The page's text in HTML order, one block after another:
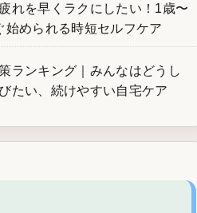
れを早くラクにしたい！1歳〜
始められる時短セルフケア
ランキング｜みんなはどうし
たい、続けやすい自宅ケア